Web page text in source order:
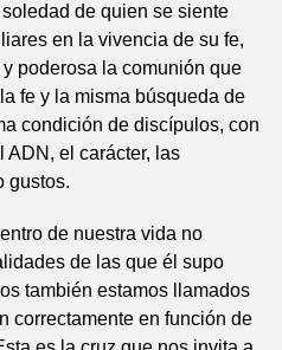
de quien se siente
en la vivencia de su fe,
poderosa la comunión que
fe y la misma búsqueda de
condición de discípulos, con
ADN, el carácter, las
gustos.
de nuestra vida no
de las que él supo
también estamos llamados
correctamente en función de